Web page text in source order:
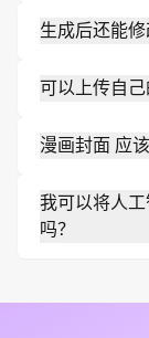
创建更多版本
生成后还能修
姿势、动作
可以上传自
可以制作与您
漫画封面 应
社交或 PDF
寸。
我可以将人
吗？